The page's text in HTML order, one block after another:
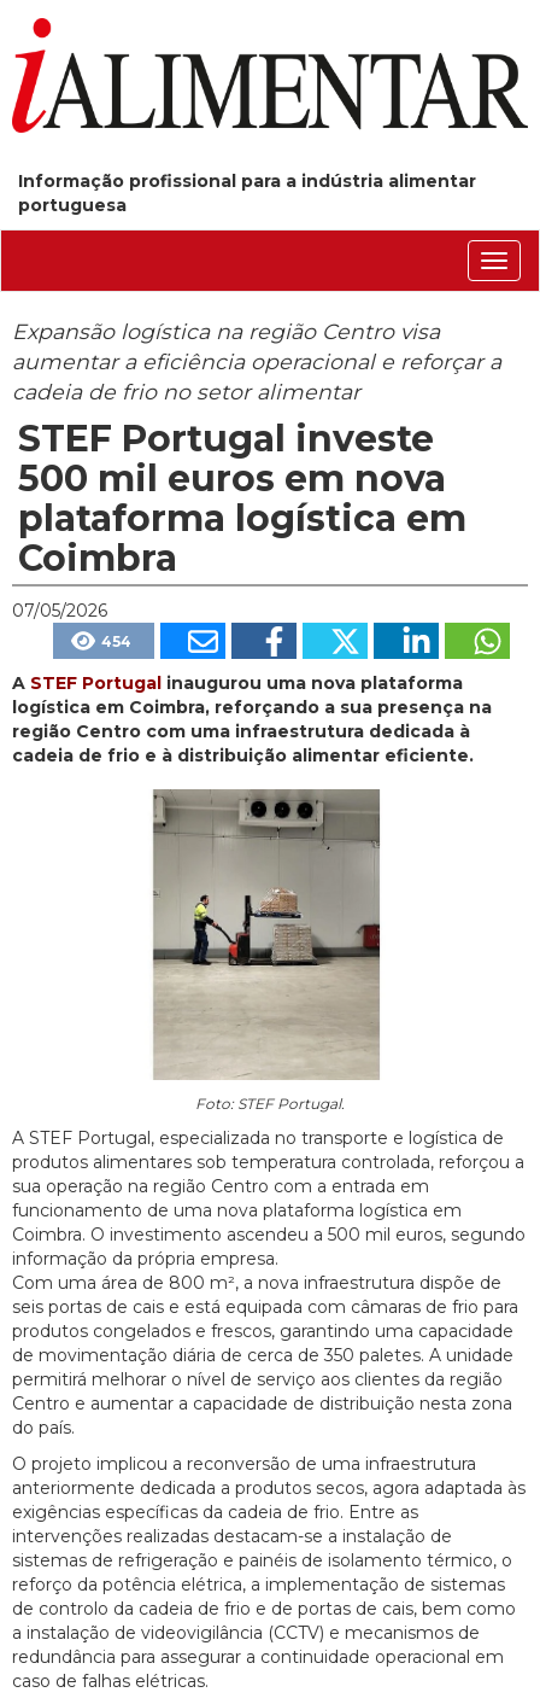
Informação profissional para a indústria alimentar
portuguesa
Expansão logística na região Centro visa
aumentar a eficiência operacional e reforçar a
cadeia de frio no setor alimentar
STEF Portugal investe
500 mil euros em nova
plataforma logística em
Coimbra
07/05/2026
454
A STEF Portugal inaugurou uma nova plataforma
logística em Coimbra, reforçando a sua presença na
região Centro com uma infraestrutura dedicada à
cadeia de frio e à distribuição alimentar eficiente.
Foto: STEF Portugal.
A STEF Portugal, especializada no transporte e logística de
produtos alimentares sob temperatura controlada, reforçou a
sua operação na região Centro com a entrada em
funcionamento de uma nova plataforma logística em
Coimbra. O investimento ascendeu a 500 mil euros, segundo
informação da própria empresa.
Com uma área de 800 m², a nova infraestrutura dispõe de
seis portas de cais e está equipada com câmaras de frio para
produtos congelados e frescos, garantindo uma capacidade
de movimentação diária de cerca de 350 paletes. A unidade
permitirá melhorar o nível de serviço aos clientes da região
Centro e aumentar a capacidade de distribuição nesta zona
do país.
O projeto implicou a reconversão de uma infraestrutura
anteriormente dedicada a produtos secos, agora adaptada às
exigências específicas da cadeia de frio. Entre as
intervenções realizadas destacam-se a instalação de
sistemas de refrigeração e painéis de isolamento térmico, o
reforço da potência elétrica, a implementação de sistemas
de controlo da cadeia de frio e de portas de cais, bem como
a instalação de videovigilância (CCTV) e mecanismos de
redundância para assegurar a continuidade operacional em
caso de falhas elétricas.